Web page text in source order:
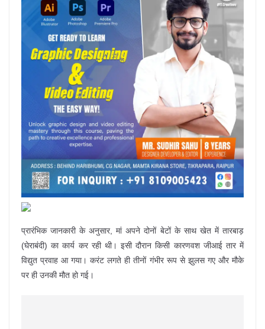
प्रारंभिक जानकारी के अनुसार, मां अपने दोनों बेटों के साथ खेत में तारबाड़
(घेराबंदी) का कार्य कर रही थी। इसी दौरान किसी कारणवश जीआई तार में
विद्युत प्रवाह आ गया। करंट लगते ही तीनों गंभीर रूप से झुलस गए और मौके
पर ही उनकी मौत हो गई।